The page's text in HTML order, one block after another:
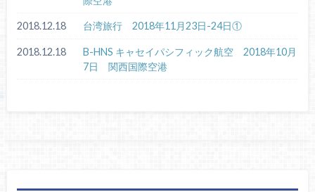
2018.12.18 台湾旅行 2018年11月23日-24日①
2018.12.18
B-HNS キャセイパシフィック航空 2018年10月
7日 関西国際空港